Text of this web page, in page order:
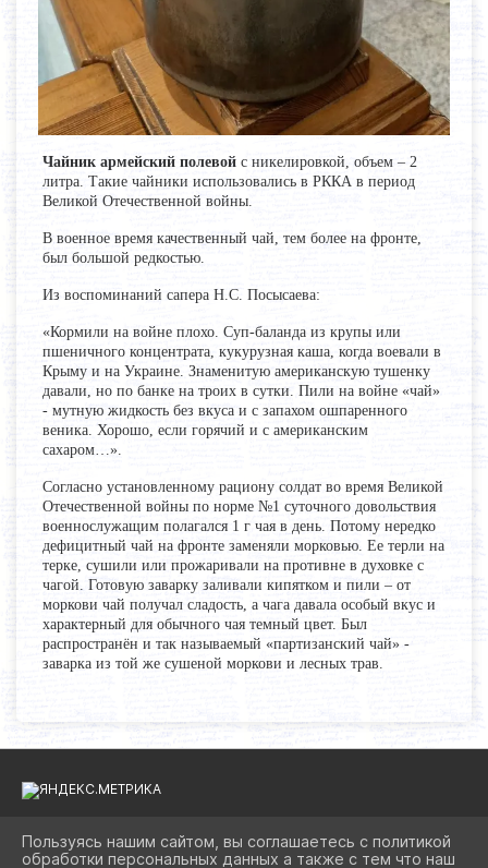
Чайник армейский полевой с никелировкой, объем – 2
литра. Такие чайники использовались в РККА в период
Великой Отечественной войны.
В военное время качественный чай, тем более на фронте,
был большой редкостью.
Из воспоминаний сапера Н.С. Посысаева:
«Кормили на войне плохо. Суп-баланда из крупы или
пшеничного концентрата, кукурузная каша, когда воевали в
Крыму и на Украине. Знаменитую американскую тушенку
давали, но по банке на троих в сутки. Пили на войне «чай»
- мутную жидкость без вкуса и с запахом ошпаренного
веника. Хорошо, если горячий и с американским
сахаром…».
Согласно установленному рациону солдат во время Великой
Отечественной войны по норме №1 суточного довольствия
военнослужащим полагался 1 г чая в день. Потому нередко
дефицитный чай на фронте заменяли морковью. Ее терли на
терке, сушили или прожаривали на противне в духовке с
чагой. Готовую заварку заливали кипятком и пили – от
моркови чай получал сладость, а чага давала особый вкус и
характерный для обычного чая темный цвет. Был
распространён и так называемый «партизанский чай» -
заварка из той же сушеной моркови и лесных трав.
2026 Г. BIBLIOAST.RU
Пользуясь нашим сайтом, вы соглашаетесь с политикой
обработки персональных данных а также с тем что наш